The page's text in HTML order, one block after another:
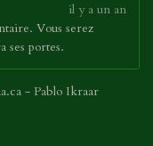
il y a un an
Vous serez
ses portes.
- Pablo Ikraar